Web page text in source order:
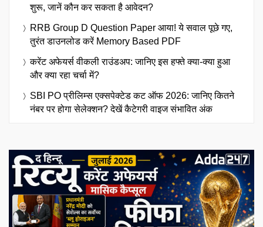
शुरू, जानें कौन कर सकता है आवेदन?
RRB Group D Question Paper आया! ये सवाल पूछे गए,
तुरंत डाउनलोड करें Memory Based PDF
करेंट अफेयर्स वीकली राउंडअप: जानिए इस हफ्ते क्या-क्या हुआ
और क्या रहा चर्चा में?
SBI PO प्रीलिम्स एक्सपेक्टेड कट ऑफ 2026: जानिए कितने
नंबर पर होगा सेलेक्शन? देखें कैटेगरी वाइज संभावित अंक